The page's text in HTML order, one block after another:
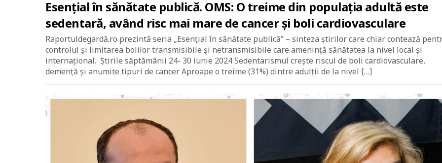
Esențial în sănătate publică. OMS: O treime din populația adultă este
sedentară, având risc mai mare de cancer și boli cardiovasculare
Raportuldegardă.ro prezintă seria „Esențial în sănătate publică” – sinteza știrilor care chiar contează
controlul și limitarea bolilor transmisibile și netransmisibile care amenință sănătatea la nivel local și
internațional. Știrile săptămânii 24- 30 iunie 2024 Sedentarismul crește riscul de boli cardiovasculare,
demență și anumite tipuri de cancer Aproape o treime (31%) dintre adulții de la nivel […]